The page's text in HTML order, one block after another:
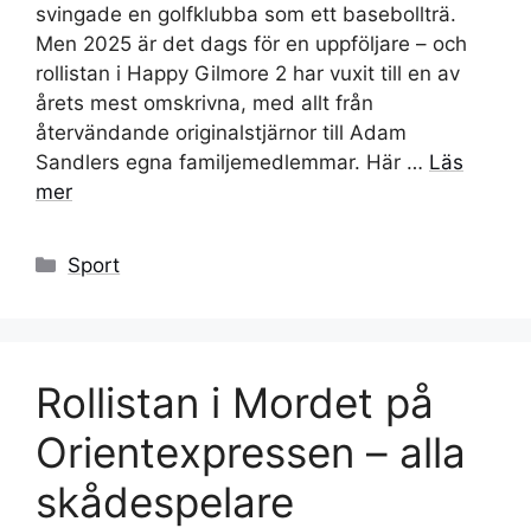
svingade en golfklubba som ett basebollträ.
Men 2025 är det dags för en uppföljare – och
rollistan i Happy Gilmore 2 har vuxit till en av
årets mest omskrivna, med allt från
återvändande originalstjärnor till Adam
Sandlers egna familjemedlemmar. Här … Läs
mer
Kategorier
Sport
Rollistan i Mordet på
Orientexpressen – alla
skådespelare